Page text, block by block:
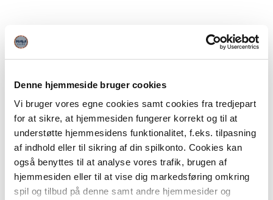
Denne hjemmeside bruger cookies
Vi bruger vores egne cookies samt cookies fra tredjepart
for at sikre, at hjemmesiden fungerer korrekt og til at
understøtte hjemmesidens funktionalitet, f.eks. tilpasning
af indhold eller til sikring af din spilkonto. Cookies kan
også benyttes til at analyse vores trafik, brugen af
hjemmesiden eller til at vise dig markedsføring omkring
spil og tilbud på denne samt andre hjemmesider og